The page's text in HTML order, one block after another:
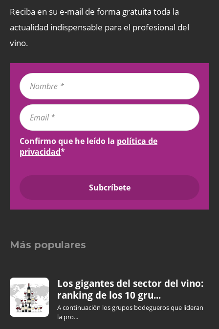
Reciba en su e-mail de forma gratuita toda la
actualidad indispensable para el profesional del
vino.
Confirmo que he leído la política de
privacidad*
Más populares
Los gigantes del sector del vino:
ranking de los 10 gru...
A continuación los grupos bodegueros que lideran
la pro...